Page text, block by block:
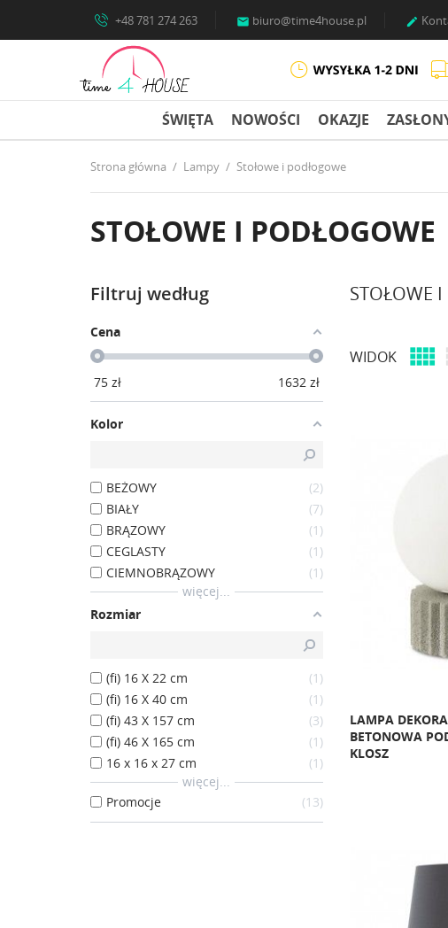
+48 781 274 263  biuro@time4house.pl 
ŚWIĘTA NOWOŚCI OKAZJE
Strona główna Lampy Stołowe i podłogowe
STOŁOWE I PODŁOGOWE
Filtruj według
Cena
75 zł 1632zł
Kolor
BEŻOWY
2
BIAŁY
7
BRĄZOWY
1
CEGLASTY
1
CIEMNOBRĄZOWY
1
więcej...
Rozmiar
(fi) 16 X 22 cm
1
(fi) 16 X 40 cm
1
(fi) 43 X 157 cm
3
(fi) 46 X 165 cm
1
16 x 16 x 27 cm
1
więcej...
Promocje
13
STOŁOWE
WIDOK 
LAMPA
BETONOWA
KLOSZ